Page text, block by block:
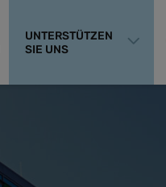
UNTERSTÜTZEN
SIE UNS